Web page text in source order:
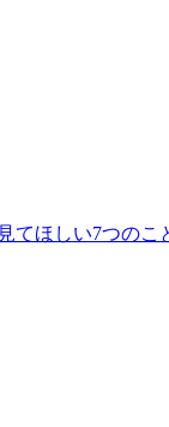
てほしい7つのこ